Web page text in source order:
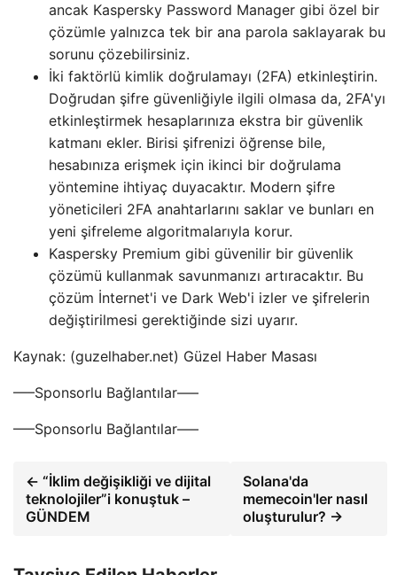
ancak Kaspersky Password Manager gibi özel bir
çözümle yalnızca tek bir ana parola saklayarak bu
sorunu çözebilirsiniz.
İki faktörlü kimlik doğrulamayı (2FA) etkinleştirin.
Doğrudan şifre güvenliğiyle ilgili olmasa da, 2FA'yı
etkinleştirmek hesaplarınıza ekstra bir güvenlik
katmanı ekler. Birisi şifrenizi öğrense bile,
hesabınıza erişmek için ikinci bir doğrulama
yöntemine ihtiyaç duyacaktır. Modern şifre
yöneticileri 2FA anahtarlarını saklar ve bunları en
yeni şifreleme algoritmalarıyla korur.
Kaspersky Premium gibi güvenilir bir güvenlik
çözümü kullanmak savunmanızı artıracaktır. Bu
çözüm İnternet'i ve Dark Web'i izler ve şifrelerin
değiştirilmesi gerektiğinde sizi uyarır.
Kaynak: (guzelhaber.net) Güzel Haber Masası
—–Sponsorlu Bağlantılar—–
—–Sponsorlu Bağlantılar—–
← “İklim değişikliği ve dijital
teknolojiler”i konuştuk –
GÜNDEM
Solana'da
memecoin'ler nasıl
oluşturulur? →